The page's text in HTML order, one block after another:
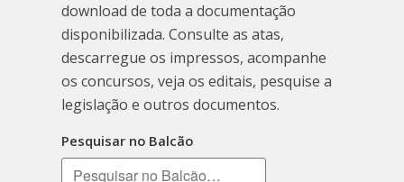
download de toda a documentação
disponibilizada. Consulte as atas,
descarregue os impressos, acompanhe
os concursos, veja os editais, pesquise a
legislação e outros documentos.
Pesquisar no Balcão